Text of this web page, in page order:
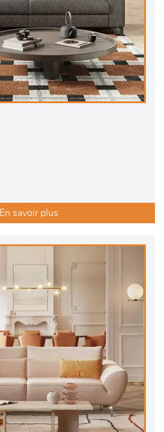
En savoir plus